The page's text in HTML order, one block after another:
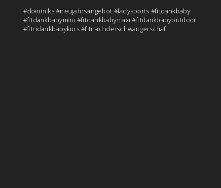
#dominiks #neujahrsangebot #ladysports #fitdankbaby
#fitdankbabymini #fitdankbabymaxi #fitdankbabyoutdoor
#fitndankbabykurs #fitnachderschwangerschaft